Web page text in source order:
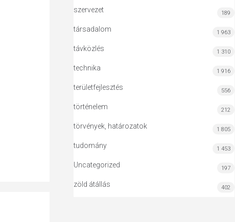
szervezet 189
társadalom 1 963
távközlés 1 310
technika 1 916
területfejlesztés 556
történelem 212
törvények, határozatok 1 805
tudomány 1 453
Uncategorized 197
zöld átállás 402